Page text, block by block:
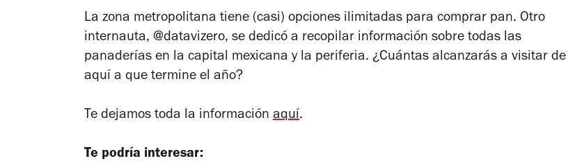
La zona metropolitana tiene (casi) opciones ilimitadas para comprar pan. Otro
internauta, @datavizero, se dedicó a recopilar información sobre todas las
panaderías en la capital mexicana y la periferia. ¿Cuántas alcanzarás a visitar de
aquí a que termine el año?
Te dejamos toda la información aquí.
Te podría interesar: